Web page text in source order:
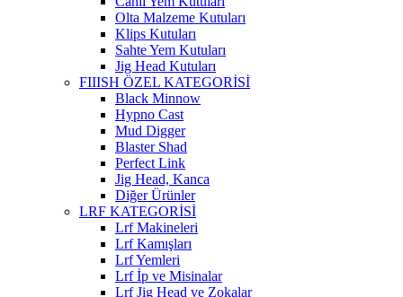
Olta Malzeme Kutuları
Klips Kutuları
Sahte Yem Kutuları
Jig Head Kutuları
FIIISH ÖZEL KATEGORİSİ
Black Minnow
Hypno Cast
Mud Digger
Blaster Shad
Perfect Link
Jig Head, Kanca
Diğer Ürünler
LRF KATEGORİSİ
Lrf Makineleri
Lrf Kamışları
Lrf Yemleri
Lrf İp ve Misinalar
Lrf Jig Head ve Zokalar